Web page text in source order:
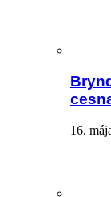
16.